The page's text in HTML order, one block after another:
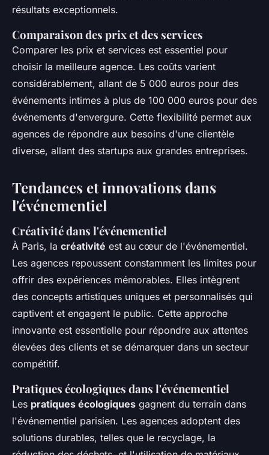
résultats exceptionnels.
Comparaison des prix et des services
Comparer les prix et services est essentiel pour
choisir la meilleure agence. Les coûts varient
considérablement, allant de 5 000 euros pour des
événements intimes à plus de 100 000 euros pour des
événements d'envergure. Cette flexibilité permet aux
agences de répondre aux besoins d'une clientèle
diverse, allant des startups aux grandes entreprises.
Tendances et innovations dans
l'événementiel
Créativité dans l'événementiel
À Paris, la créativité est au cœur de l'événementiel.
Les agences repoussent constamment les limites pour
offrir des expériences mémorables. Elles intègrent
des concepts artistiques uniques et personnalisés qui
captivent et engagent le public. Cette approche
innovante est essentielle pour répondre aux attentes
élevées des clients et se démarquer dans un secteur
compétitif.
Pratiques écologiques dans l'événementiel
Les pratiques écologiques gagnent du terrain dans
l'événementiel parisien. Les agences adoptent des
solutions durables, telles que le recyclage, la